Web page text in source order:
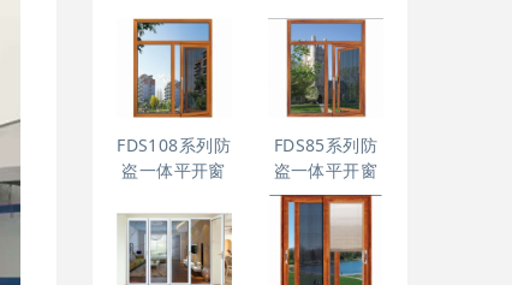
FDS108系列防
盗一体平开窗
FDS85系列防
盗一体平开窗